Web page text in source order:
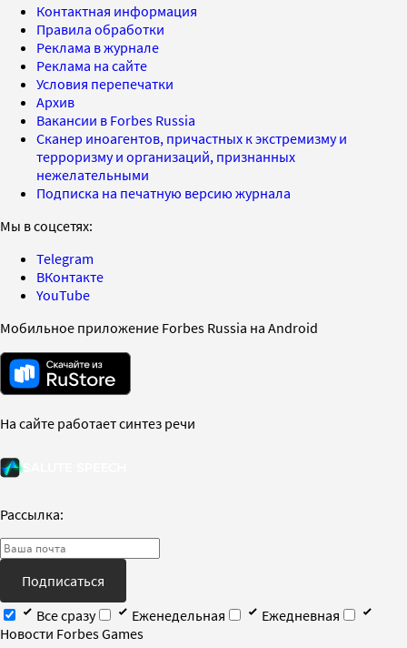
Контактная информация
Правила обработки
Реклама в журнале
Реклама на сайте
Условия перепечатки
Архив
Вакансии в Forbes Russia
Сканер иноагентов, причастных к экстремизму и
терроризму и организаций, признанных
нежелательными
Подписка на печатную версию журнала
Мы в соцсетях:
Telegram
ВКонтакте
YouTube
Мобильное приложение Forbes Russia на Android
На сайте работает синтез речи
Рассылка:
Подписаться
Все сразу
Еженедельная
Ежедневная
Новости Forbes Games